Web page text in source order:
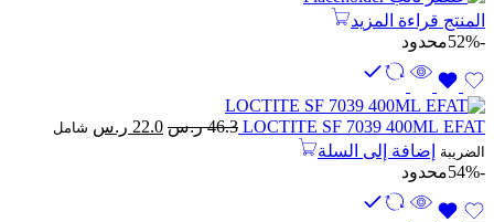
المنتج قراءة المزيد
-52%
محدود
LOCTITE SF 7039 400ML EFAT
46.3 ر.س السعر
22.0 ر.س السعر
شامل
الضريبة
إضافة إلى السلة
-54%
محدود